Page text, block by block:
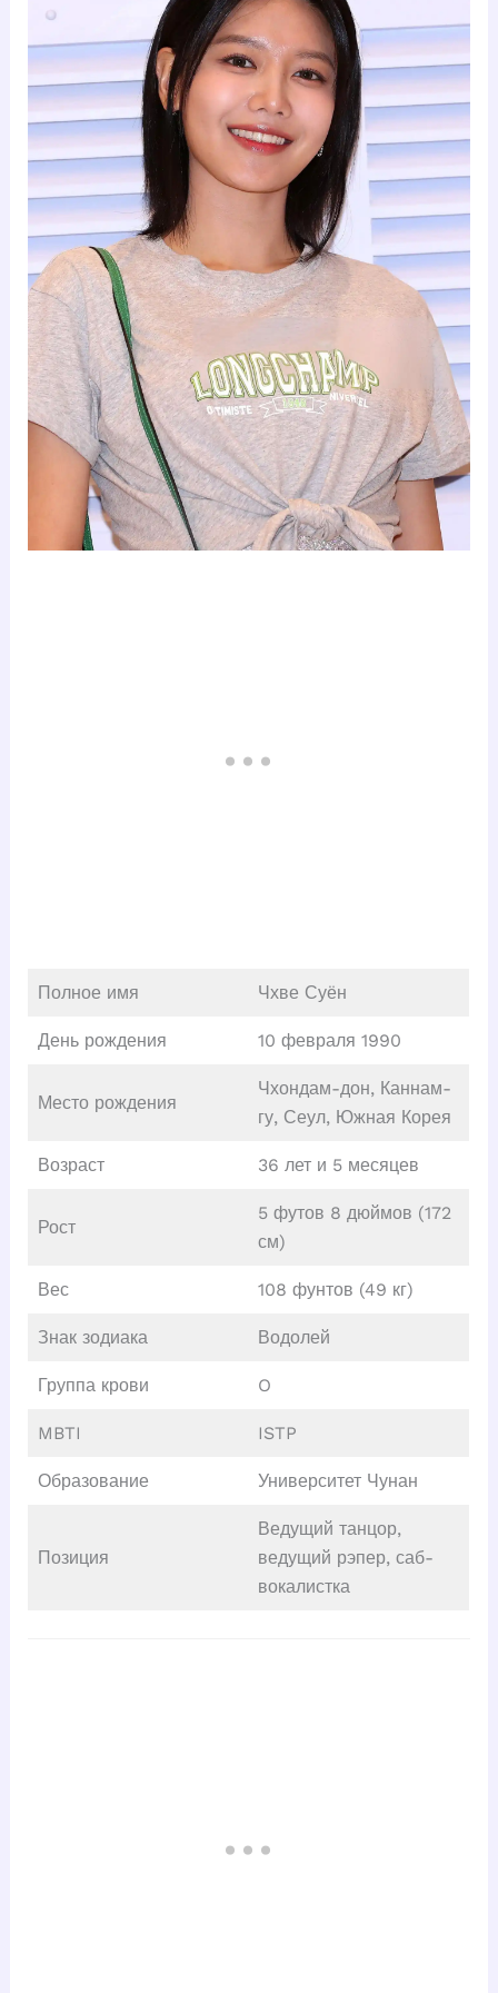
Полное имя Чхве Суён
День рождения 10 февраля 1990
Место рождения
Чхондам-дон, Каннам-
гу, Сеул, Южная Корея
Возраст 36 лет и 5 месяцев
Рост
5 футов 8 дюймов (172
см)
Вес 108 фунтов (49 кг)
Знак зодиака Водолей
Группа крови O
MBTI ISTP
Образование Университет Чунан
Позиция
Ведущий танцор,
ведущий рэпер, саб-
вокалистка